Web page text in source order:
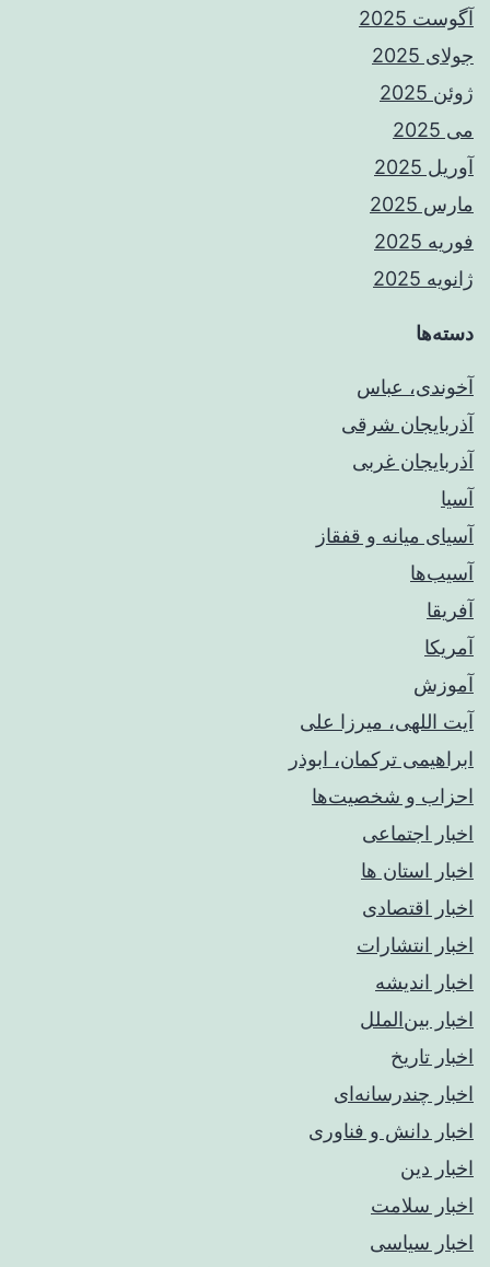
آگوست 2025
جولای 2025
ژوئن 2025
می 2025
آوریل 2025
مارس 2025
فوریه 2025
ژانویه 2025
دسته‌ها
آخوندی، عباس
آذربایجان شرقی
آذربایجان غربی
آسیا
آسیای میانه و قفقاز
آسیب‌ها
آفریقا
آمریکا
آموزش
آیت اللهی، میرزا علی
ابراهیمی ترکمان، ابوذر
احزاب و شخصیت‌ها
اخبار اجتماعی
اخبار استان ها
اخبار اقتصادی
اخبار انتشارات
اخبار اندیشه
اخبار بین‌الملل
اخبار تاریخ
اخبار چندرسانه‌ای
اخبار دانش و فناوری
اخبار دین
اخبار سلامت
اخبار سیاسی